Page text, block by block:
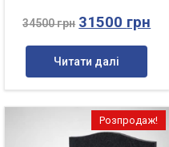
34500грн 31500 грн
Читати далі
Розпродаж!